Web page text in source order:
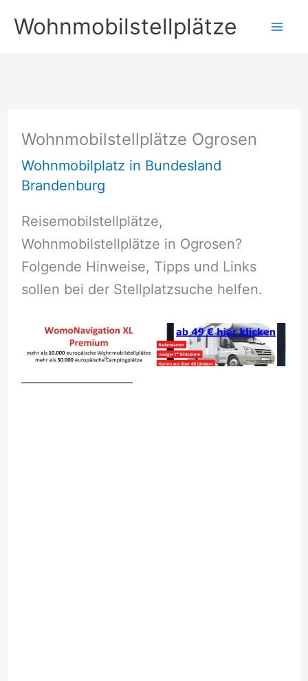
Inhalt
springen
Wohnmobilstellplätze
Wohnmobilstellplätze Ogrosen
Wohnmobilplatz in Bundesland
Brandenburg
Reisemobilstellplätze,
Wohnmobilstellplätze in Ogrosen?
Folgende Hinweise, Tipps und Links
sollen bei der Stellplatzsuche helfen.